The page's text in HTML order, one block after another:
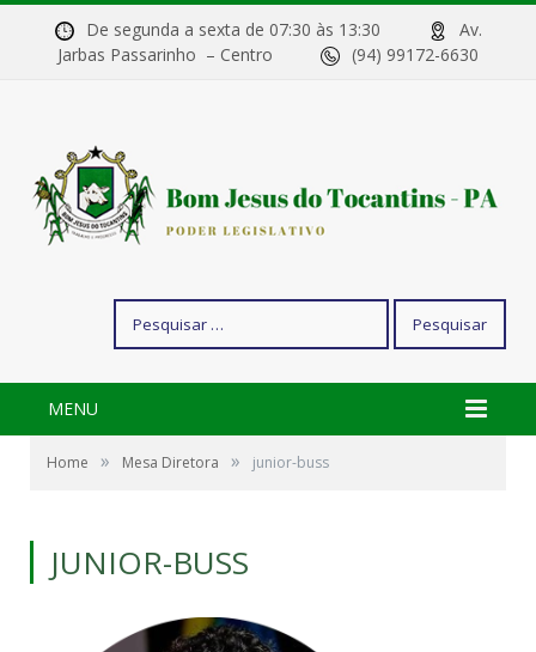
De segunda a sexta de 07:30 às 13:30
Av.
Jarbas Passarinho – Centro
(94) 99172-6630
por:
MENU
Home » Mesa Diretora » junior-buss
JUNIOR-BUSS